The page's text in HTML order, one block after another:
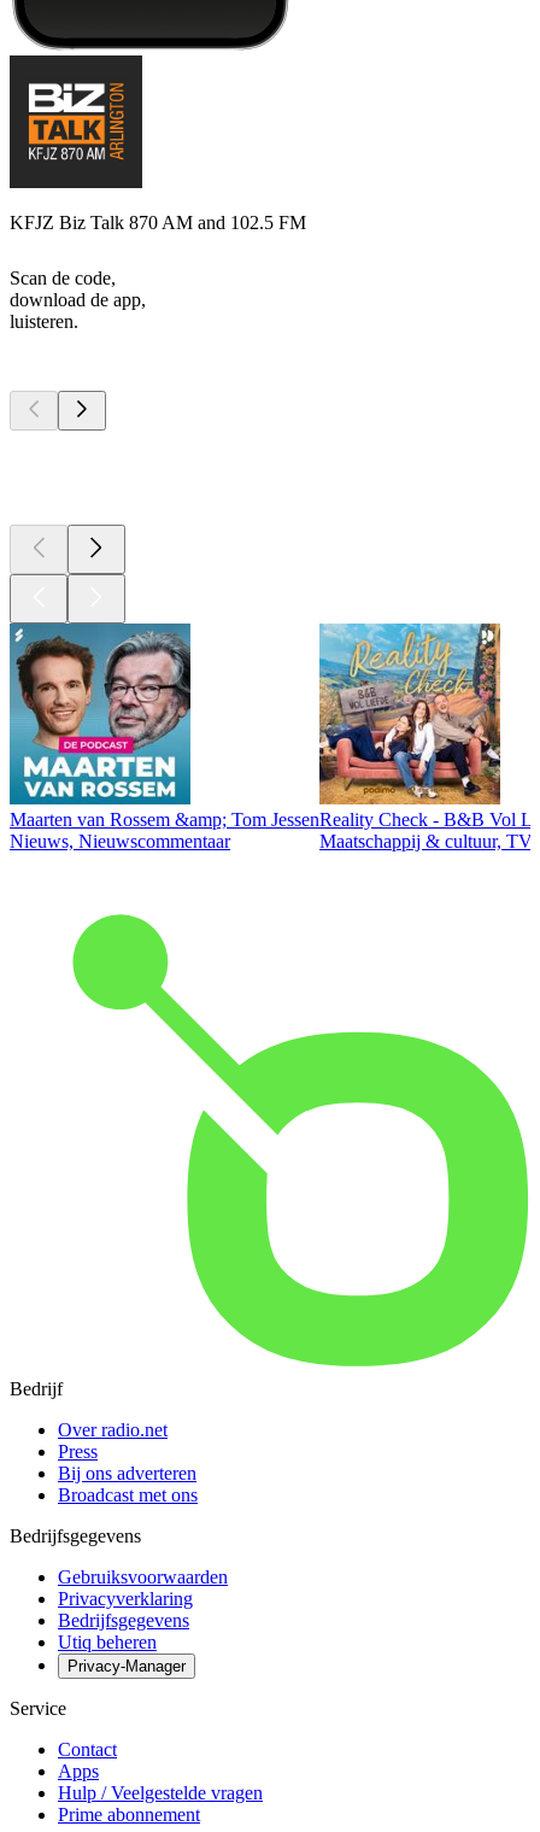
KFJZ Biz Talk 870 AM and 102.5 FM
Scan de code,
download de app,
luisteren.
Maarten van Rossem &amp; Tom Jessen
Nieuws, Nieuwscommentaar
Reality Check - B&B Vol
Maatschappij & cultuur,
Bedrijf
Over radio.net
Press
Bij ons adverteren
Broadcast met ons
Bedrijfsgegevens
Gebruiksvoorwaarden
Privacyverklaring
Bedrijfsgegevens
Utiq beheren
Privacy-Manager
Service
Contact
Apps
Hulp / Veelgestelde vragen
Prime abonnement